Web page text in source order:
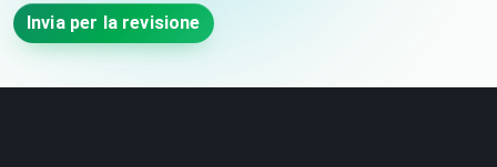
Invia per la revisione